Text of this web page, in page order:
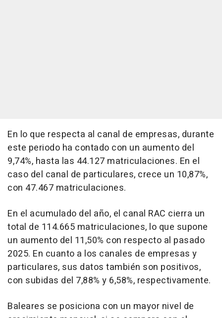
En lo que respecta al canal de empresas, durante
este periodo ha contado con un aumento del
9,74%, hasta las 44.127 matriculaciones. En el
caso del canal de particulares, crece un 10,87%,
con 47.467 matriculaciones.
En el acumulado del año, el canal RAC cierra un
total de 114.665 matriculaciones, lo que supone
un aumento del 11,50% con respecto al pasado
2025. En cuanto a los canales de empresas y
particulares, sus datos también son positivos,
con subidas del 7,88% y 6,58%, respectivamente.
Baleares se posiciona con un mayor nivel de